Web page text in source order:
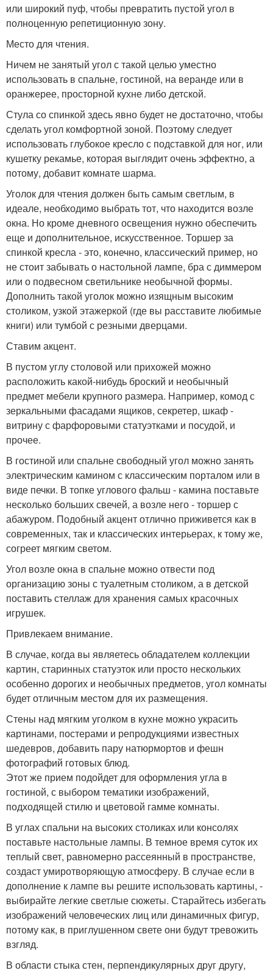
или широкий пуф, чтобы превратить пустой угол в
полноценную репетиционную зону.
Место для чтения.
Ничем не занятый угол с такой целью уместно
использовать в спальне, гостиной, на веранде или в
оранжерее, просторной кухне либо детской.
Стула со спинкой здесь явно будет не достаточно, чтобы
сделать угол комфортной зоной. Поэтому следует
использовать глубокое кресло с подставкой для ног, или
кушетку рекамье, которая выглядит очень эффектно, а
потому, добавит комнате шарма.
Уголок для чтения должен быть самым светлым, в
идеале, необходимо выбрать тот, что находится возле
окна. Но кроме дневного освещения нужно обеспечить
еще и дополнительное, искусственное. Торшер за
спинкой кресла - это, конечно, классический пример, но
не стоит забывать о настольной лампе, бра с диммером
или о подвесном светильнике необычной формы.
Дополнить такой уголок можно изящным высоким
столиком, узкой этажеркой (где вы расставите любимые
книги) или тумбой с резными дверцами.
Ставим акцент.
В пустом углу столовой или прихожей можно
расположить какой-нибудь броский и необычный
предмет мебели крупного размера. Например, комод с
зеркальными фасадами ящиков, секретер, шкаф -
витрину с фарфоровыми статуэтками и посудой, и
прочее.
В гостиной или спальне свободный угол можно занять
электрическим камином с классическим порталом или в
виде печки. В топке углового фальш - камина поставьте
несколько больших свечей, а возле него - торшер с
абажуром. Подобный акцент отлично приживется как в
современных, так и классических интерьерах, к тому же,
согреет мягким светом.
Угол возле окна в спальне можно отвести под
организацию зоны с туалетным столиком, а в детской
поставить стеллаж для хранения самых красочных
игрушек.
Привлекаем внимание.
В случае, когда вы являетесь обладателем коллекции
картин, старинных статуэток или просто нескольких
особенно дорогих и необычных предметов, угол комнаты
будет отличным местом для их размещения.
Стены над мягким уголком в кухне можно украсить
картинами, постерами и репродукциями известных
шедевров, добавить пару натюрмортов и фешн
фотографий готовых блюд.
Этот же прием подойдет для оформления угла в
гостиной, с выбором тематики изображений,
подходящей стилю и цветовой гамме комнаты.
В углах спальни на высоких столиках или консолях
поставьте настольные лампы. В темное время суток их
теплый свет, равномерно рассеянный в пространстве,
создаст умиротворяющую атмосферу. В случае если в
дополнение к лампе вы решите использовать картины, -
выбирайте легкие светлые сюжеты. Старайтесь избегать
изображений человеческих лиц или динамичных фигур,
потому как, в приглушенном свете они будут тревожить
взгляд.
В области стыка стен, перпендикулярных друг другу,